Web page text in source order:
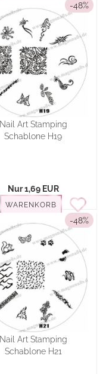
-48%
Nail Art Stamping
Schablone H19
Nur 1,69 EUR
WARENKORB
-48%
Nail Art Stamping
Schablone H21